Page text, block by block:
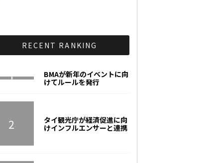
RECENT RANKING
BMAが新年のイベントに向
けてルールを発行
タイ観光庁が経済促進に向
けインフルエンサーと連携